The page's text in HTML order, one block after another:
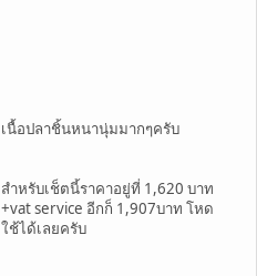
เนื้อปลาชิ้นหนานุ่มมากๆครับ
สำหรับเช็ตนี้ราคาอยู่ที่ 1,620 บาท
+vat service อีกก็ 1,907บาท โหด
ใช้ได้เลยครับ